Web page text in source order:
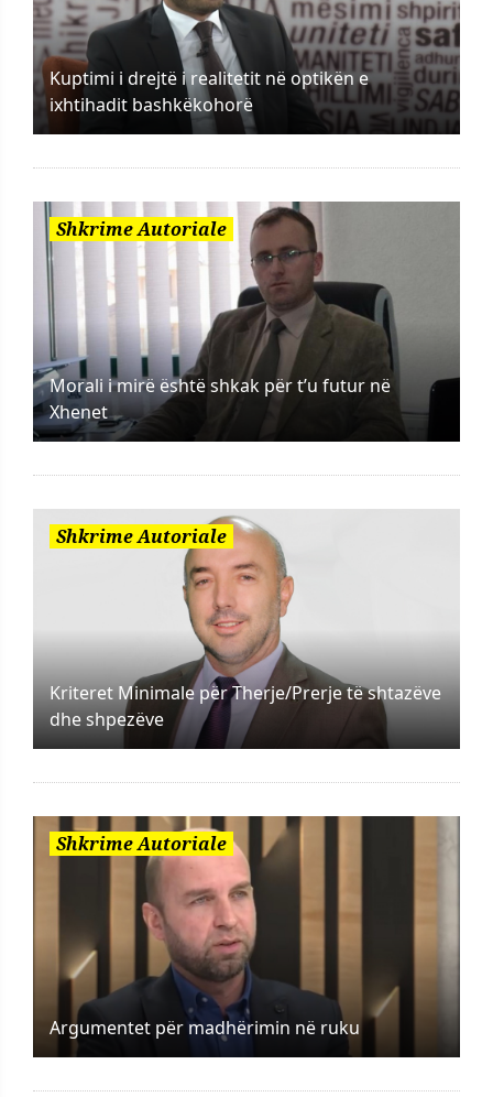
Kuptimi i drejtë i realitetit në optikën e
ixhtihadit bashkëkohorë
Shkrime Autoriale
Morali i mirë është shkak për t’u futur në
Xhenet
Shkrime Autoriale
Kriteret Minimale për Therje/Prerje të shtazëve
dhe shpezëve
Shkrime Autoriale
Argumentet për madhërimin në ruku